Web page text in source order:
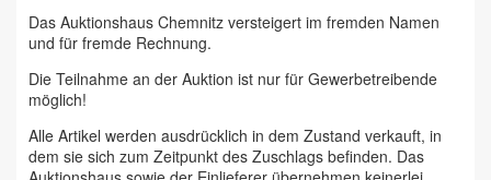
Das Auktionshaus Chemnitz versteigert im fremden Namen
und für fremde Rechnung.
Die Teilnahme an der Auktion ist nur für Gewerbetreibende
möglich!
Alle Artikel werden ausdrücklich in dem Zustand verkauft, in
dem sie sich zum Zeitpunkt des Zuschlags befinden. Das